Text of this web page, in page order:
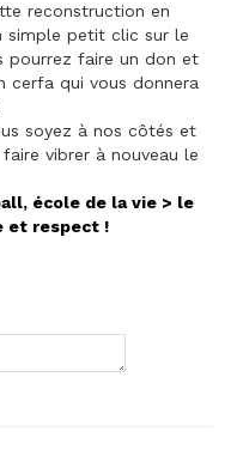
reconstruction en
simple petit clic sur le
pourrez faire un don et
cerfa qui vous donnera
soyez à nos côtés et
vibrer à nouveau le
école de la vie > le
et respect !